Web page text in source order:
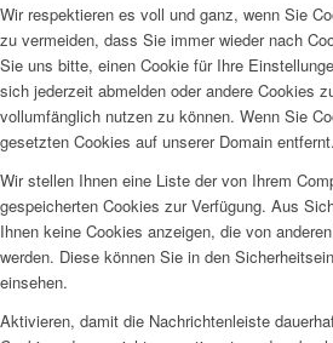
Wir respektieren es voll und ganz, wenn Sie
zu vermeiden, dass Sie immer wieder nach
Sie uns bitte, einen Cookie für Ihre
sich jederzeit abmelden oder andere Cookies
vollumfänglich nutzen zu können. Wenn Sie
gesetzten Cookies auf unserer Domain entfernt.
Wir stellen Ihnen eine Liste der von Ihrem
gespeicherten Cookies zur Verfügung. Aus
Ihnen keine Cookies anzeigen, die von
werden. Diese können Sie in den
einsehen.
Aktivieren, damit die Nachrichtenleiste